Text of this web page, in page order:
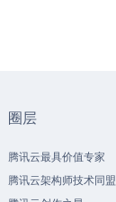
圈层
腾讯云最具价值专家
腾讯云架构师技术同盟